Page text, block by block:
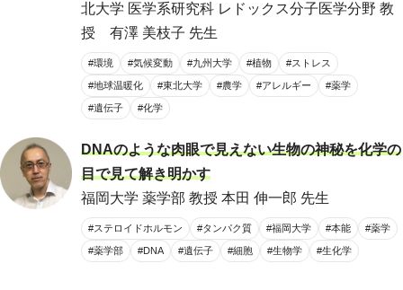
北大学 医学系研究科 レドックス分子医学分野 教
授 有澤 美枝子 先生
#環境 #気候変動 #九州大学 #植物 #ストレス
#地球温暖化 #東北大学 #農学 #アレルギー #薬学
#遺伝子 #化学
DNAのような肉眼で見えない生物の神秘を化学の
目で見て解き明かす
福岡大学 薬学部 教授 本田 伸一郎 先生
#ステロイドホルモン #タンパク質 #福岡大学 #本能 #薬学
#薬学部 #DNA #遺伝子 #細胞 #生物学 #生化学